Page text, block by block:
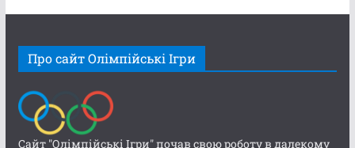
Про сайт Олімпійські Ігри
Сайт "Олімпійські Ігри" почав свою роботу в далекому